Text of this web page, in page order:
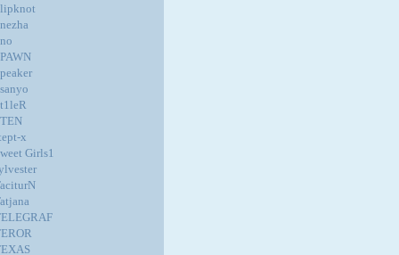
x
Girls1